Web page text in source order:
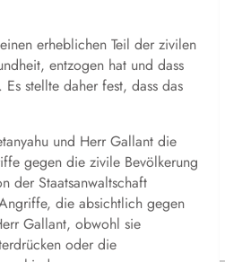
erheblichen Teil der zivilen
entzogen hat und dass
stellte daher fest, dass das
und Herr Gallant die
gegen die zivile Bevölkerung
der Staatsanwaltschaft
die absichtlich gegen
Gallant, obwohl sie
oder die